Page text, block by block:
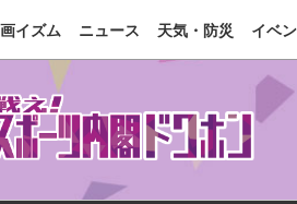
イズム ニュース 天気・防災 イベ